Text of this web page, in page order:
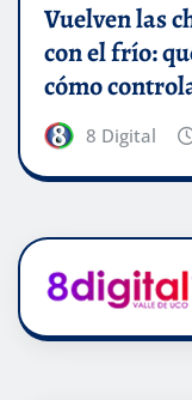
Vuelven las
con el frío:
cómo
8 Digital